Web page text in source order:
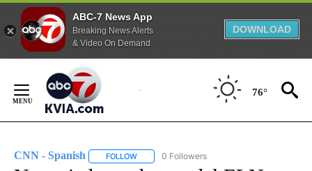
ABC-7 News App
Breaking News Alerts
& Video On Demand
DOWNLOAD
Content
76°
CNN - Spanish FOLLOW FOLLOW "CNN - SPANISH" TO RECEIVE
0 Followers